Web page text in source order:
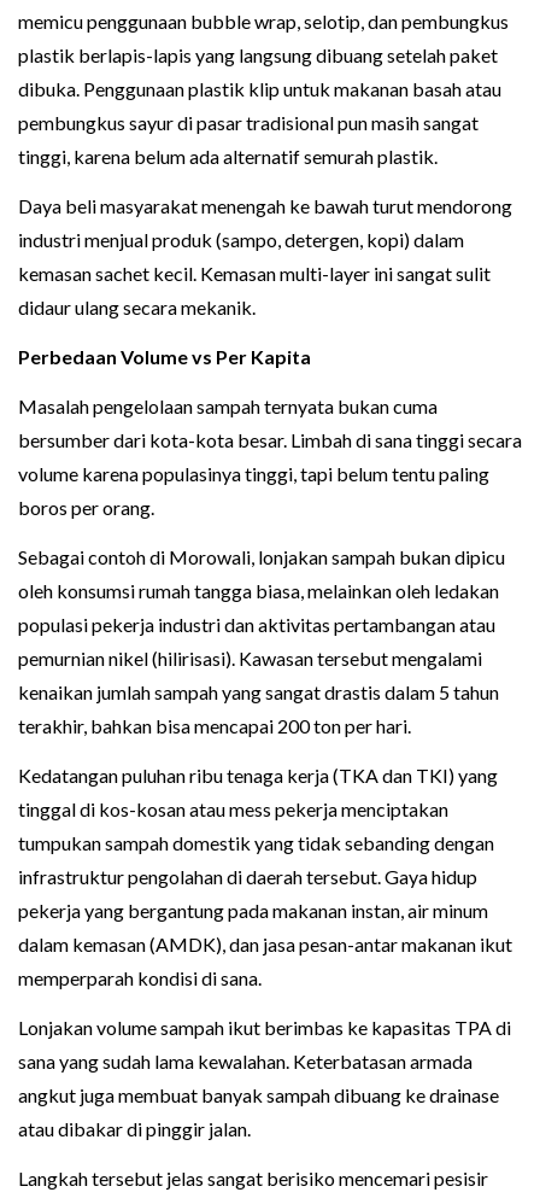
memicu penggunaan bubble wrap, selotip, dan pembungkus
plastik berlapis-lapis yang langsung dibuang setelah paket
dibuka. Penggunaan plastik klip untuk makanan basah atau
pembungkus sayur di pasar tradisional pun masih sangat
tinggi, karena belum ada alternatif semurah plastik.
Daya beli masyarakat menengah ke bawah turut mendorong
industri menjual produk (sampo, detergen, kopi) dalam
kemasan sachet kecil. Kemasan multi-layer ini sangat sulit
didaur ulang secara mekanik.
Perbedaan Volume vs Per Kapita
Masalah pengelolaan sampah ternyata bukan cuma
bersumber dari kota-kota besar. Limbah di sana tinggi secara
volume karena populasinya tinggi, tapi belum tentu paling
boros per orang.
Sebagai contoh di Morowali, lonjakan sampah bukan dipicu
oleh konsumsi rumah tangga biasa, melainkan oleh ledakan
populasi pekerja industri dan aktivitas pertambangan atau
pemurnian nikel (hilirisasi). Kawasan tersebut mengalami
kenaikan jumlah sampah yang sangat drastis dalam 5 tahun
terakhir, bahkan bisa mencapai 200 ton per hari.
Kedatangan puluhan ribu tenaga kerja (TKA dan TKI) yang
tinggal di kos-kosan atau mess pekerja menciptakan
tumpukan sampah domestik yang tidak sebanding dengan
infrastruktur pengolahan di daerah tersebut. Gaya hidup
pekerja yang bergantung pada makanan instan, air minum
dalam kemasan (AMDK), dan jasa pesan-antar makanan ikut
memperparah kondisi di sana.
Lonjakan volume sampah ikut berimbas ke kapasitas TPA di
sana yang sudah lama kewalahan. Keterbatasan armada
angkut juga membuat banyak sampah dibuang ke drainase
atau dibakar di pinggir jalan.
Langkah tersebut jelas sangat berisiko mencemari pesisir